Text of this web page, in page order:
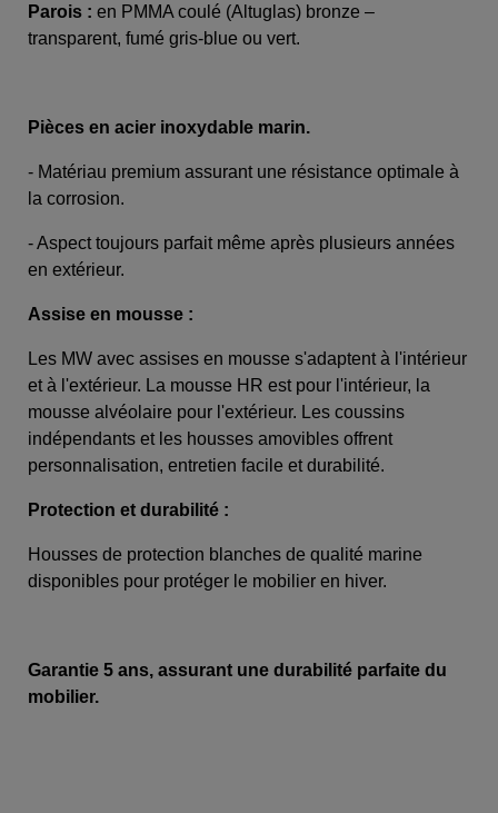
Parois : en PMMA coulé (Altuglas) bronze –
transparent, fumé gris-blue ou vert.
Pièces en acier inoxydable marin.
- Matériau premium assurant une résistance optimale à
la corrosion.
- Aspect toujours parfait même après plusieurs années
en extérieur.
Assise en mousse :
Les MW avec assises en mousse s'adaptent à l'intérieur
et à l'extérieur. La mousse HR est pour l'intérieur, la
mousse alvéolaire pour l'extérieur. Les coussins
indépendants et les housses amovibles offrent
personnalisation, entretien facile et durabilité.
Protection et durabilité :
Housses de protection blanches de qualité marine
disponibles pour protéger le mobilier en hiver.
Garantie 5 ans, assurant une durabilité parfaite du
mobilier.